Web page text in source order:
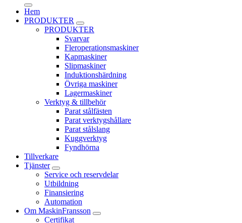
Hem
PRODUKTER
PRODUKTER
Svarvar
Fleroperationsmaskiner
Kapmaskiner
Slipmaskiner
Induktionshärdning
Övriga maskiner
Lagermaskiner
Verktyg & tillbehör
Parat stålfästen
Parat verktygshållare
Parat stålslang
Kuggverktyg
Fyndhörna
Tillverkare
Tjänster
Service och reservdelar
Utbildning
Finansiering
Automation
Om MaskinFransson
Certifikat